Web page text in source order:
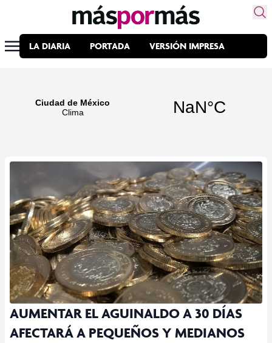
LA DIARIA PORTADA VERSIÓN IMPRESA
AUMENTAR EL AGUINALDO A 30 DÍAS
AFECTARÁ A PEQUEÑOS Y MEDIANOS